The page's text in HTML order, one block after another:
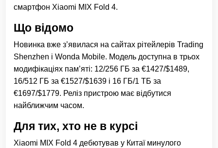
смартфон Xiaomi MIX Fold 4.
Що відомо
Новинка вже з’явилася на сайтах рітейлерів Trading
Shenzhen і Wonda Mobile. Модель доступна в трьох
модифікаціях пам’яті: 12/256 ГБ за €1427/$1489,
16/512 ГБ за €1527/$1639 і 16 ГБ/1 ТБ за
€1697/$1779. Реліз пристрою має відбутися
найближчим часом.
Для тих, хто не в курсі
Xiaomi MIX Fold 4 дебютував у Китаї минулого